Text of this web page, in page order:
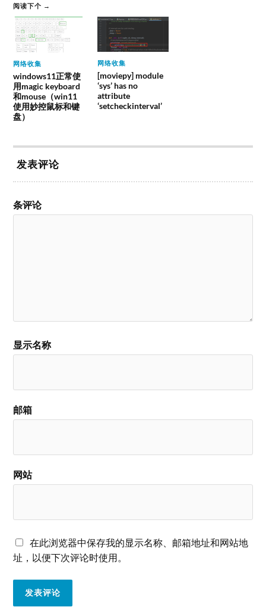
阅读下个 →
网络收集
windows11正常使
用magic keyboard
和mouse（win11
使用妙控鼠标和键
盘）
网络收集
[moviepy] module
‘sys’ has no
attribute
‘setcheckinterval’
发表评论
条评论
显示名称
邮箱
网站
在此浏览器中保存我的显示名称、邮箱地址和网站地
址，以便下次评论时使用。